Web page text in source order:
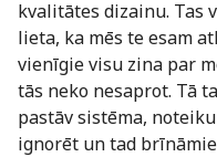
kvalitātes dizainu. Tas
lieta, ka mēs te esam
vienīgie visu zina par
tās neko nesaprot. Tā
pastāv sistēma,
ignorēt un tad